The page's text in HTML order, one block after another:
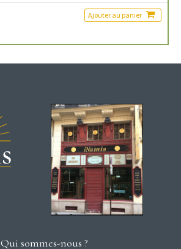
Ajouter au panier
Qui sommes-nous ?